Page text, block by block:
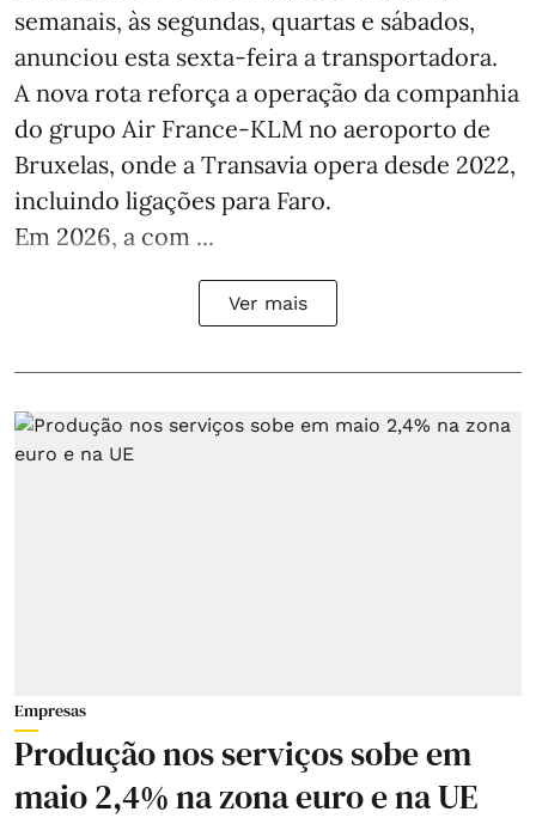
semanais, às segundas, quartas e sábados,
anunciou esta sexta-feira a transportadora.
A nova rota reforça a operação da companhia
do grupo Air France-KLM no aeroporto de
Bruxelas, onde a Transavia opera desde 2022,
incluindo ligações para Faro.
Em 2026, a com ...
Ver mais
Empresas
Produção nos serviços sobe em
maio 2,4% na zona euro e na UE